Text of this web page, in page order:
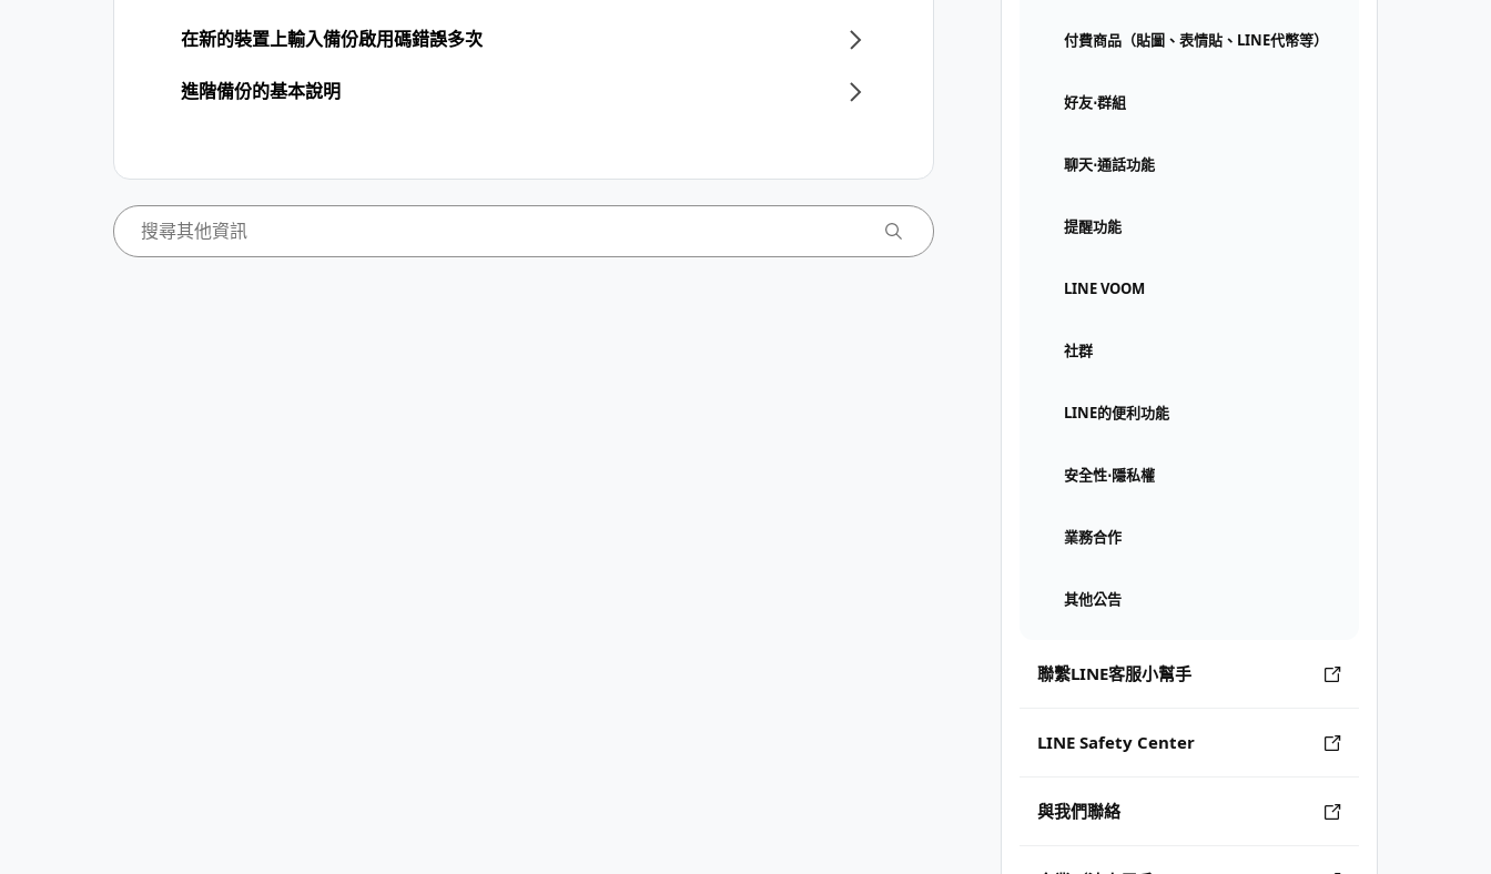
付費商品（貼圖、表情貼、LINE代幣等）
好友⋅群組
聊天⋅通話功能
提醒功能
LINE VOOM
社群
LINE的便利功能
安全性⋅隱私權
業務合作
其他公告
聯繫LINE客服小幫手
LINE Safety Center
與我們聯絡
在新的裝置上輸入備份啟用碼錯誤多次
進階備份的基本說明